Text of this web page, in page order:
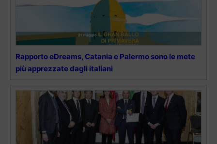
Rapporto eDreams, Catania e Palermo sono le mete
più apprezzate dagli italiani